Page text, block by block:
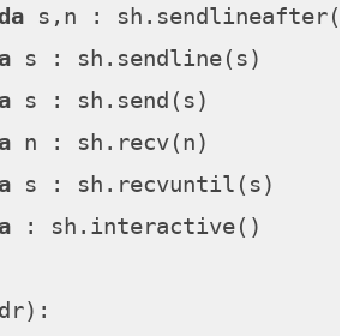
s,n :
s : sh.sendline(s)
s : sh.send(s)
n : sh.recv(n)
s : sh.recvuntil(s)
: sh.interactive()
):